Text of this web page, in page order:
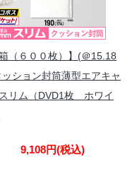
箱（６００枚）】(＠15.18
ッション封筒薄型エアキャ
リム（DVD1枚 ホワイ
9,108円(税込)